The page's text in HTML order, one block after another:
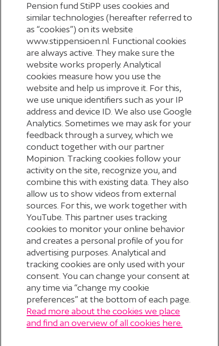
pensioen in de juiste regeling opbouwen! En
voorkomt u afwijkingen bij een mogelijke controle
in de toekomst.
Vraag het pensioenverleden op
Meer informatie over hoe StiPP het
pensioenverleden in 2024 controleert, vindt u in
het nieuwsbericht ’
Vervolgbericht: controles
pensioenverleden in 2024’.
Terug naar nieuwsoverzicht
© 2026 Stichting Pensioenfonds voor
Pension fund StiPP uses cookies and
similar technologies (hereafter referred to
as “cookies”) on its website
www.stippensioen.nl. Functional cookies
are always active. They make sure the
website works properly. Analytical
cookies measure how you use the
website and help us improve it. For this,
we use unique identifiers such as your IP
address and device ID. We also use Google
Analytics. Sometimes we may ask for your
feedback through a survey, which we
conduct together with our partner
Mopinion. Tracking cookies follow your
activity on the site, recognize you, and
combine this with existing data. They also
allow us to show videos from external
sources. For this, we work together with
YouTube. This partner uses tracking
cookies to monitor your online behavior
and creates a personal profile of you for
advertising purposes. Analytical and
tracking cookies are only used with your
consent. You can change your consent at
any time via “change my cookie
preferences” at the bottom of each page.
Read more about the cookies we place
and find an overview of all cookies here.